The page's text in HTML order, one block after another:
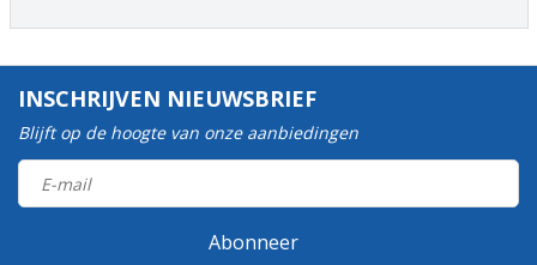
INSCHRIJVEN NIEUWSBRIEF
Blijft op de hoogte van onze aanbiedingen
Abonneer